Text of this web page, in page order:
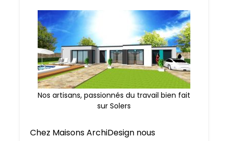
Nos artisans, passionnés du travail bien fait
sur Solers
Chez Maisons ArchiDesign nous